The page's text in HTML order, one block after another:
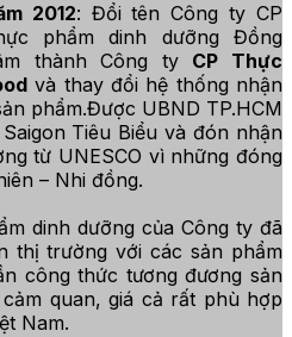
2012: Đổi tên Công ty CP
phẩm dinh dưỡng Đồng
thành Công ty CP Thực
và thay đổi hệ thống nhận
phẩm.Được UBND TP.HCM
Tiêu Biểu và đón nhận
từ UNESCO vì những đóng
– Nhi đồng.
dinh dưỡng của Công ty đã
thị trường với các sản phẩm
công thức tương đương sản
quan, giá cả rất phù hợp
Nam.